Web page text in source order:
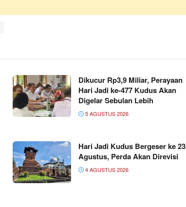
Dikucur Rp3,9 Miliar, Perayaan
Hari Jadi ke-477 Kudus Akan
Digelar Sebulan Lebih
5 AGUSTUS 2026
Hari Jadi Kudus Bergeser ke 23
Agustus, Perda Akan Direvisi
4 AGUSTUS 2026